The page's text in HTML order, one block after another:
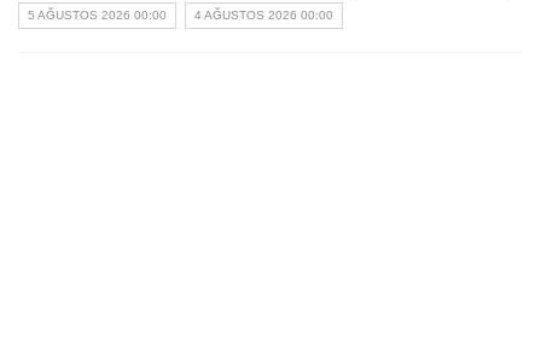
5 AĞUSTOS 2026 00:00 4 AĞUSTOS 2026 00:00